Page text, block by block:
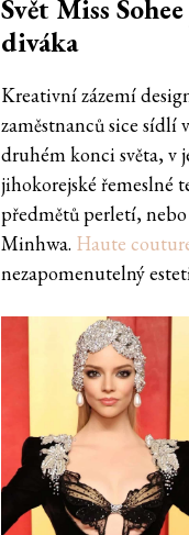
Svět Miss
diváka
Kreativní zázemí
zaměstnanců sice sídlí
druhém konci světa, v
jihokorejské řemeslné
předmětů perletí,
Minhwa. Haute
nezapomenutelný